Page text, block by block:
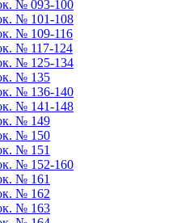
№ 093-100
№ 101-108
№ 109-116
№ 117-124
№ 125-134
№ 135
№ 136-140
№ 141-148
№ 149
№ 150
№ 151
№ 152-160
№ 161
№ 162
№ 163